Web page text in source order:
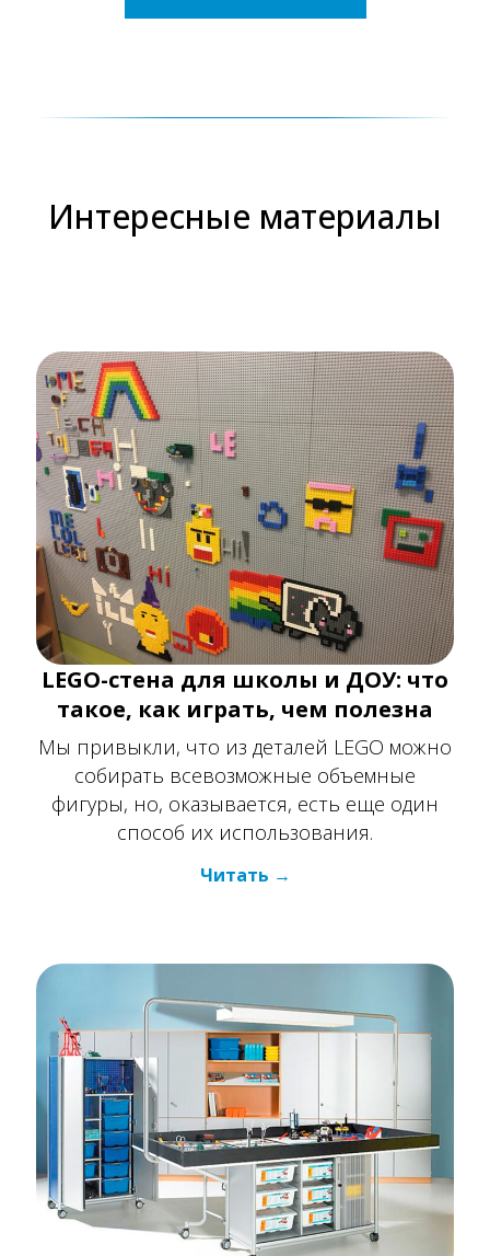
Интересные материалы
LEGO-стена для школы и ДОУ: что
такое, как играть, чем полезна
Мы привыкли, что из деталей LEGO можно
собирать всевозможные объемные
фигуры, но, оказывается, есть еще один
способ их использования.
Читать